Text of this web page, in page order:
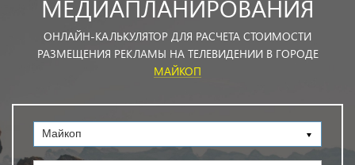
МЕДИАПЛАНИРОВАНИЯ
ОНЛАЙН-КАЛЬКУЛЯТОР ДЛЯ РАСЧЕТА СТОИМОСТИ
РАЗМЕЩЕНИЯ РЕКЛАМЫ НА ТЕЛЕВИДЕНИИ В ГОРОДЕ
МАЙКОП
Майкоп